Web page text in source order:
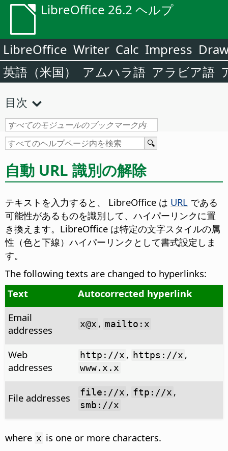
LibreOffice 26.2 ヘルプ
LibreOffice Writer Calc Impress
英語（米国）
アムハラ語 アラビア語
目次
自動 URL 識別の解除
テキストを入力すると、 LibreOffice は URL である
可能性があるものを識別して、ハイパーリンクに置
き換えます。LibreOffice は特定の文字スタイルの属
性（色と下線）ハイパーリンクとして書式設定しま
す。
The following texts are changed to hyperlinks:
Text
Autocorrected hyperlink
Email
addresses
x@x , mailto:x
Web
addresses
http://x , https://x ,
www.x.x
File addresses file://x , ftp://x ,
smb://x
where x is one or more characters.